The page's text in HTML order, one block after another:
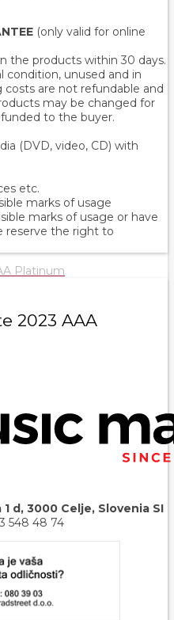
(only valid for online
the products within 30 days.
condition, unused and in
costs are not refundable and
may be changed for
to the buyer.
(DVD, video, CD) with
etc.
marks of usage
marks of usage or have
reserve the right to
Platinum
2023 AAA
d, 3000 Celje, Slovenia SI
548 48 74